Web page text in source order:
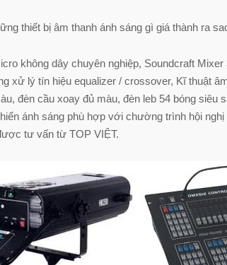
thiết bị âm thanh ánh sáng gì giá thành ra
không dây chuyên nghiệp, Soundcraft
xử lý tín hiệu equalizer / crossover, Kĩ thuật
đèn cầu xoay đủ màu, đèn leb 54 bóng siêu
ánh sáng phù hợp với chường trình hội
tư vấn từ TOP VIỆT.